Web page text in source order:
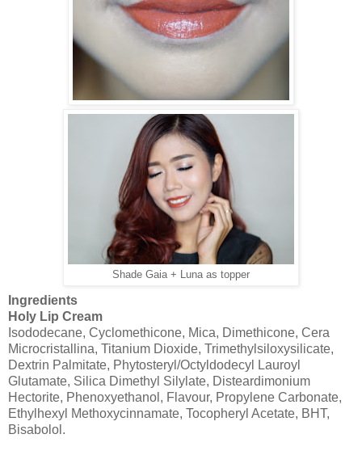
Shade Gaia + Luna as topper
Ingredients
Holy Lip Cream
Isododecane, Cyclomethicone, Mica, Dimethicone, Cera
Microcristallina, Titanium Dioxide, Trimethylsiloxysilicate,
Dextrin Palmitate, Phytosteryl/Octyldodecyl Lauroyl
Glutamate, Silica Dimethyl Silylate, Disteardimonium
Hectorite, Phenoxyethanol, Flavour, Propylene Carbonate,
Ethylhexyl Methoxycinnamate, Tocopheryl Acetate, BHT,
Bisabolol.